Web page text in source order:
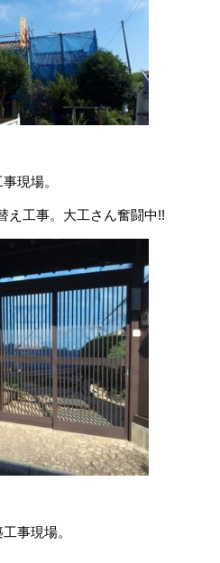
現場。
え工事。大工さん奮闘中!!
事現場。